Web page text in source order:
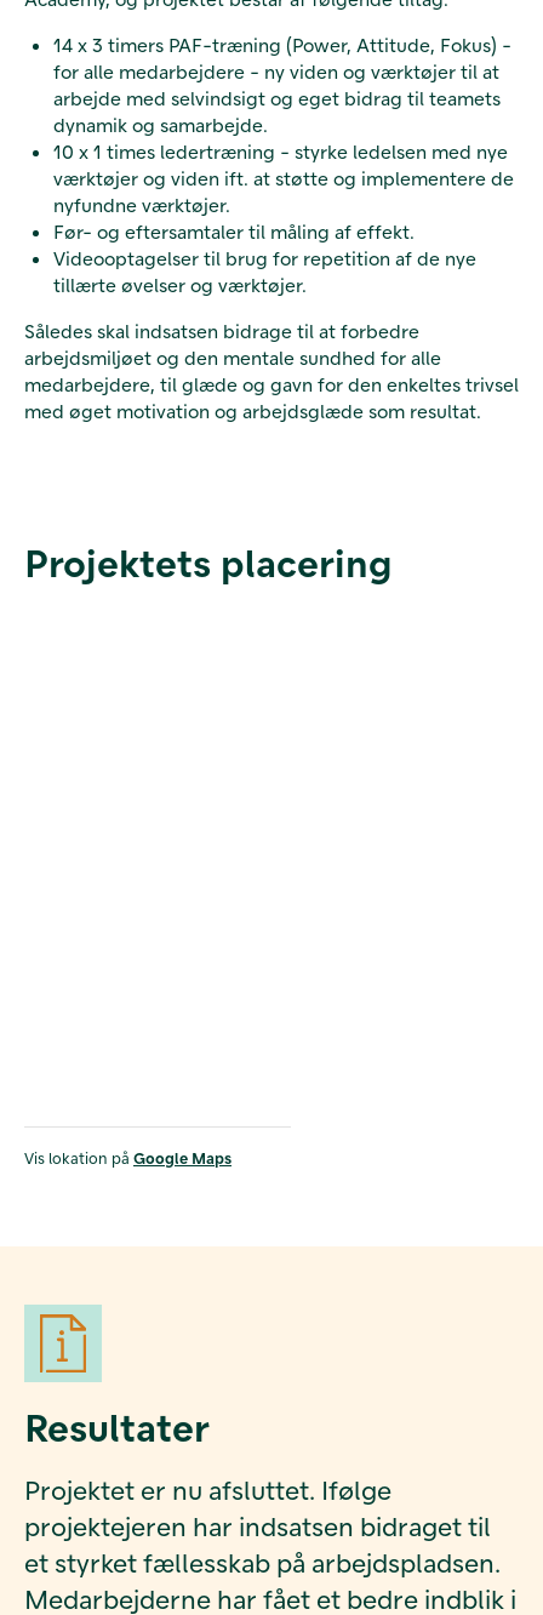
14 x 3 timers PAF-træning (Power, Attitude, Fokus) -
for alle medarbejdere - ny viden og værktøjer til at
arbejde med selvindsigt og eget bidrag til teamets
dynamik og samarbejde.
10 x 1 times ledertræning - styrke ledelsen med nye
værktøjer og viden ift. at støtte og implementere de
nyfundne værktøjer.
Før- og eftersamtaler til måling af effekt.
Videooptagelser til brug for repetition af de nye
tillærte øvelser og værktøjer.
Således skal indsatsen bidrage til at forbedre
arbejdsmiljøet og den mentale sundhed for alle
medarbejdere, til glæde og gavn for den enkeltes trivsel
med øget motivation og arbejdsglæde som resultat.
Projektets placering
Vis lokation på Google Maps
Resultater
Projektet er nu afsluttet. Ifølge
projektejeren har indsatsen bidraget til
et styrket fællesskab på arbejdspladsen.
Medarbejderne har fået et bedre indblik i